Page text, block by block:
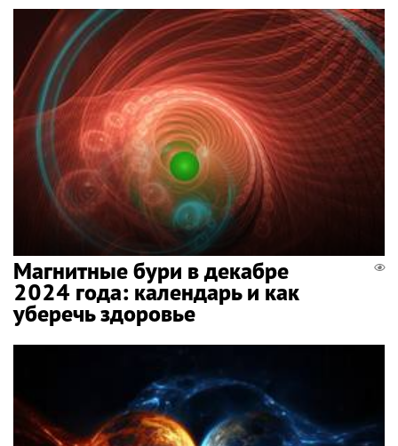
Магнитные бури в декабре
2024 года: календарь и как
уберечь здоровье